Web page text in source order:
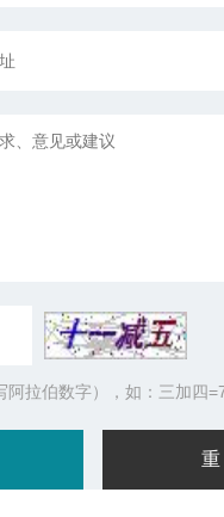
阿拉伯数字），如：三加四